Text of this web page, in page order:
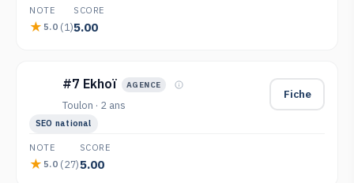
NOTE
5.0 (1)
SCORE
5.00
#7 Ekhoï AGENCE
Toulon · 2 ans
Fiche
SEO national
NOTE
5.0 (27)
SCORE
5.00